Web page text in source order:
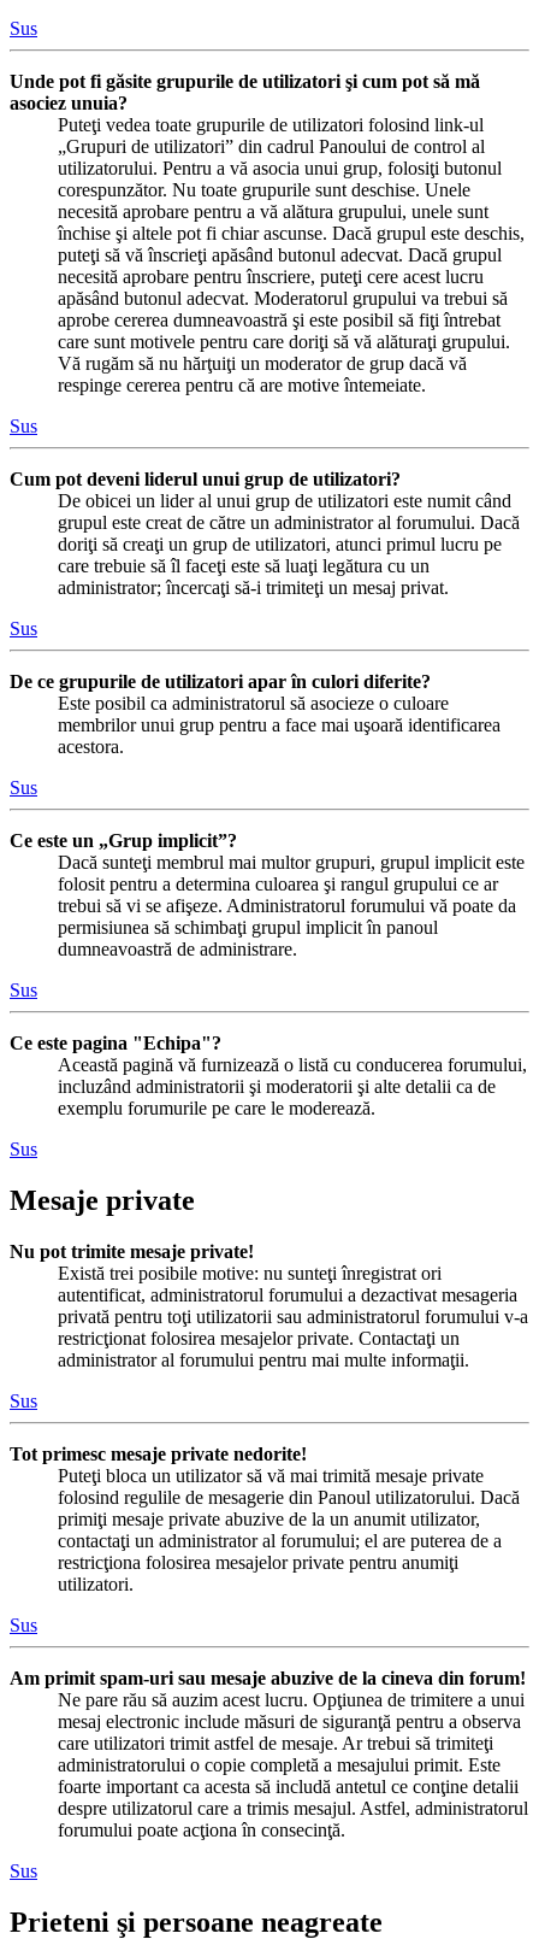
Sus
Unde pot fi găsite grupurile de utilizatori şi cum pot să mă
asociez unuia?
Puteţi vedea toate grupurile de utilizatori folosind link-ul
„Grupuri de utilizatori” din cadrul Panoului de control al
utilizatorului. Pentru a vă asocia unui grup, folosiţi butonul
corespunzător. Nu toate grupurile sunt deschise. Unele
necesită aprobare pentru a vă alătura grupului, unele sunt
închise şi altele pot fi chiar ascunse. Dacă grupul este deschis,
puteţi să vă înscrieţi apăsând butonul adecvat. Dacă grupul
necesită aprobare pentru înscriere, puteţi cere acest lucru
apăsând butonul adecvat. Moderatorul grupului va trebui să
aprobe cererea dumneavoastră şi este posibil să fiţi întrebat
care sunt motivele pentru care doriţi să vă alăturaţi grupului.
Vă rugăm să nu hărţuiţi un moderator de grup dacă vă
respinge cererea pentru că are motive întemeiate.
Sus
Cum pot deveni liderul unui grup de utilizatori?
De obicei un lider al unui grup de utilizatori este numit când
grupul este creat de către un administrator al forumului. Dacă
doriţi să creaţi un grup de utilizatori, atunci primul lucru pe
care trebuie să îl faceţi este să luaţi legătura cu un
administrator; încercaţi să-i trimiteţi un mesaj privat.
Sus
De ce grupurile de utilizatori apar în culori diferite?
Este posibil ca administratorul să asocieze o culoare
membrilor unui grup pentru a face mai uşoară identificarea
acestora.
Sus
Ce este un „Grup implicit”?
Dacă sunteţi membrul mai multor grupuri, grupul implicit este
folosit pentru a determina culoarea şi rangul grupului ce ar
trebui să vi se afişeze. Administratorul forumului vă poate da
permisiunea să schimbaţi grupul implicit în panoul
dumneavoastră de administrare.
Sus
Ce este pagina "Echipa"?
Această pagină vă furnizează o listă cu conducerea forumului,
incluzând administratorii şi moderatorii şi alte detalii ca de
exemplu forumurile pe care le moderează.
Sus
Mesaje private
Nu pot trimite mesaje private!
Există trei posibile motive: nu sunteţi înregistrat ori
autentificat, administratorul forumului a dezactivat mesageria
privată pentru toţi utilizatorii sau administratorul forumului v-a
restricţionat folosirea mesajelor private. Contactaţi un
administrator al forumului pentru mai multe informaţii.
Sus
Tot primesc mesaje private nedorite!
Puteţi bloca un utilizator să vă mai trimită mesaje private
folosind regulile de mesagerie din Panoul utilizatorului. Dacă
primiţi mesaje private abuzive de la un anumit utilizator,
contactaţi un administrator al forumului; el are puterea de a
restricţiona folosirea mesajelor private pentru anumiţi
utilizatori.
Sus
Am primit spam-uri sau mesaje abuzive de la cineva din forum!
Ne pare rău să auzim acest lucru. Opţiunea de trimitere a unui
mesaj electronic include măsuri de siguranţă pentru a observa
care utilizatori trimit astfel de mesaje. Ar trebui să trimiteţi
administratorului o copie completă a mesajului primit. Este
foarte important ca acesta să includă antetul ce conţine detalii
despre utilizatorul care a trimis mesajul. Astfel, administratorul
forumului poate acţiona în consecinţă.
Sus
Prieteni şi persoane neagreate